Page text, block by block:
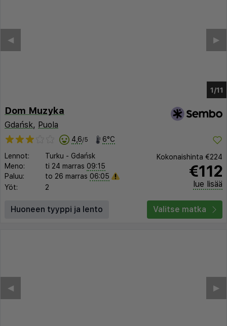
1/7
▶︎
◀︎
Dom Muzyka
Gdańsk, Puola
4,6/5 6°C
Lennot: Turku - Gdańsk
Meno:
ti 24 marras 09:15
Paluu:
to 26 marras 06:05
Yöt:
2
Kokonaishinta €224
€112
lue lisää
Huoneen tyyppi ja lento Valitse matka
▶︎
◀︎